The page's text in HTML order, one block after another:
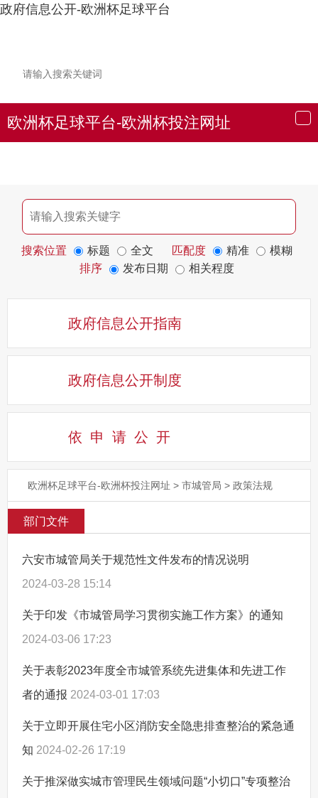
政府信息公开-欧洲杯足球平台
导
航
欧洲杯足球平台-欧洲杯投注网址
搜索位置 标题 全文 匹配度 精准
模糊
排序
发布日期 相关程度
政府信息公开指南
政府信息公开制度
依申请公 开
欧洲杯足球平台-欧洲杯投注网址 > 市城管局 > 政策法规
部门文件
六安市城管局关于规范性文件发布的情况说明
2024-03-28 15:14
关于印发《市城管局学习贯彻实施工作方案》的通知
2024-03-06 17:23
关于表彰2023年度全市城管系统先进集体和先进工作
者的通报 2024-03-01 17:03
关于立即开展住宅小区消防安全隐患排查整治的紧急通
知 2024-02-26 17:19
关于推深做实城市管理民生领域问题“小切口”专项整治